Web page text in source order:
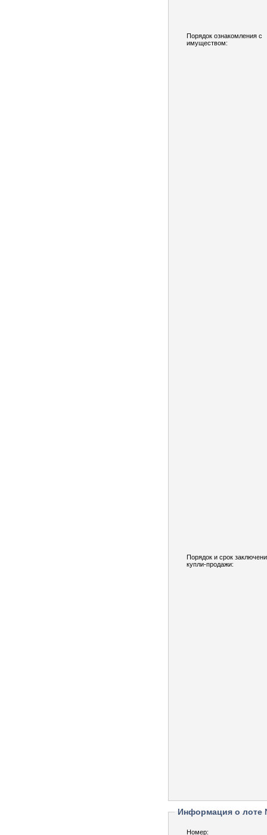
Порядок ознакомления с
имуществом:
Порядок и срок
купли-продажи:
Информация о лоте
Номер: